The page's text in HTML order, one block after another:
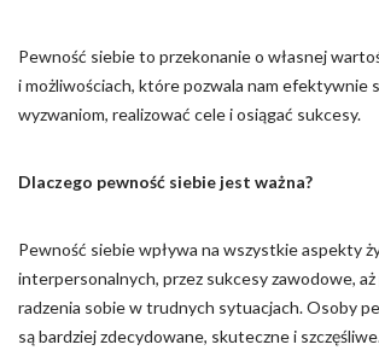
Pewność siebie to przekonanie o własnej
i możliwościach, które pozwala nam efektywnie
wyzwaniom, realizować cele i osiągać sukcesy.
Dlaczego pewność siebie jest ważna?
Pewność siebie wpływa na wszystkie aspekty
interpersonalnych, przez sukcesy zawodowe, aż
radzenia sobie w trudnych sytuacjach. Osoby
są bardziej zdecydowane, skuteczne i